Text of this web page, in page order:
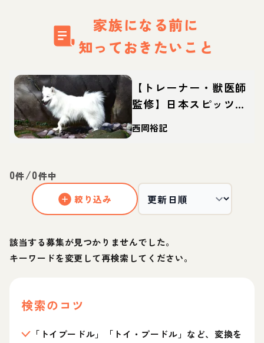
家族になる前に
知っておきたいこと
【トレーナー・獣医師
監修】日本スピッツっ
てどんな犬？性格・特
徴・育て方・迎え方
西岡裕記
0件/0件中
絞り込み
該当する募集が見つかりませんでした。
キーワードを変更して再検索してください。
検索のコツ
「トイプードル」「トイ・プードル」など、変換を